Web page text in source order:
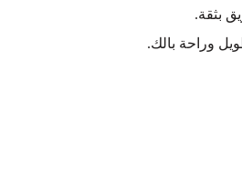
بثقة.
وراحة بالك.